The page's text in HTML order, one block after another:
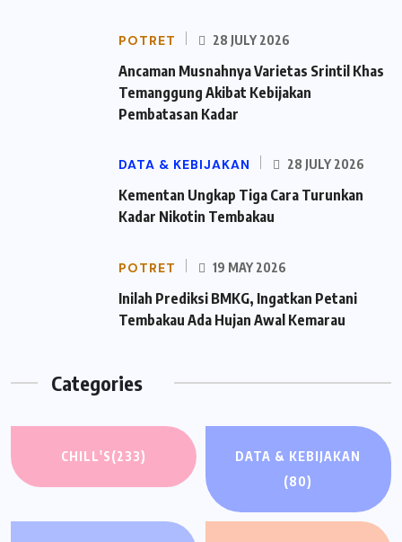
POTRET 28 JULY 2026
Ancaman Musnahnya Varietas Srintil Khas
Temanggung Akibat Kebijakan
Pembatasan Kadar
DATA & KEBIJAKAN 28 JULY 2026
Kementan Ungkap Tiga Cara Turunkan
Kadar Nikotin Tembakau
POTRET 19 MAY 2026
Inilah Prediksi BMKG, Ingatkan Petani
Tembakau Ada Hujan Awal Kemarau
Categories
CHILL'S(233)
DATA & KEBIJAKAN
(80)